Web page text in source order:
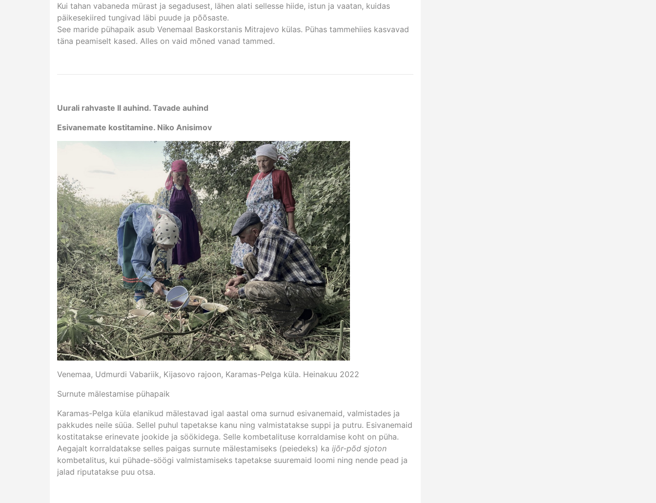
Kui tahan vabaneda mürast ja segadusest, lähen alati sellesse hiide, istun ja vaatan, kuidas
päikesekiired tungivad läbi puude ja põõsaste.
See maride pühapaik asub Venemaal Baskorstanis Mitrajevo külas. Pühas tammehiies kasvavad
täna peamiselt kased. Alles on vaid mõned vanad tammed.
Uurali rahvaste II auhind. Tavade auhind
Esivanemate kostitamine. Niko Anisimov
Venemaa, Udmurdi Vabariik, Kijasovo rajoon, Karamas-Pelga küla. Heinakuu 2022
Surnute mälestamise pühapaik
Karamas-Pelga küla elanikud mälestavad igal aastal oma surnud esivanemaid, valmistades ja
pakkudes neile süüa. Sellel puhul tapetakse kanu ning valmistatakse suppi ja putru. Esivanemaid
kostitatakse erinevate jookide ja söökidega. Selle kombetalituse korraldamise koht on püha.
Aegajalt korraldatakse selles paigas surnute mälestamiseks (peiedeks) ka ijõr-põd sjoton
kombetalitus, kui pühade-söögi valmistamiseks tapetakse suuremaid loomi ning nende pead ja
jalad riputatakse puu otsa.